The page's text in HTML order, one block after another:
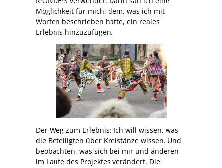
Möglichkeit für mich, dem, was ich mit
Worten beschrieben hatte, ein reales
Erlebnis hinzuzufügen.
Der Weg zum Erlebnis: Ich will wissen, was
die Beteiligten über Kreistänze wissen. Und
beobachten, was sich bei mir und anderen
im Laufe des Projektes verändert. Die